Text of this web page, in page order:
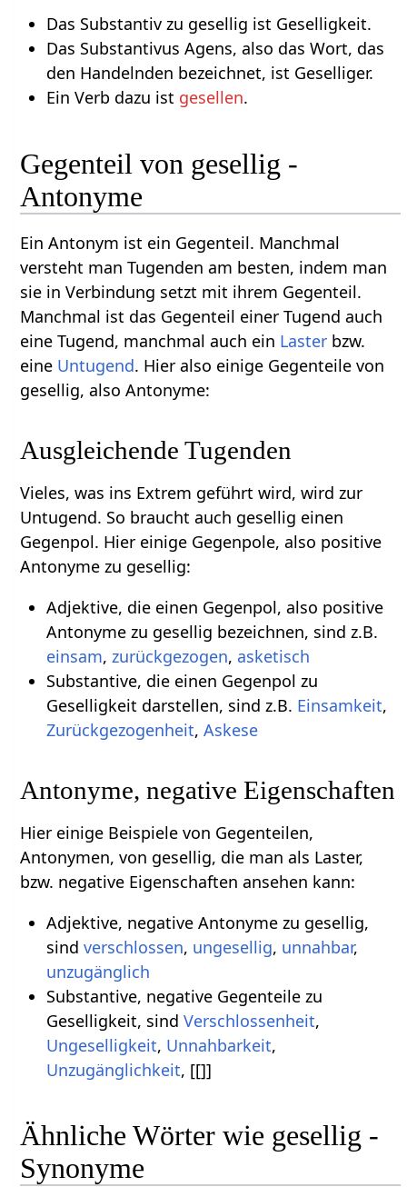
Das Substantiv zu gesellig ist Geselligkeit.
Das Substantivus Agens, also das Wort, das
den Handelnden bezeichnet, ist Geselliger.
Ein Verb dazu ist gesellen.
Gegenteil von gesellig -
Antonyme
Ein Antonym ist ein Gegenteil. Manchmal
versteht man Tugenden am besten, indem man
sie in Verbindung setzt mit ihrem Gegenteil.
Manchmal ist das Gegenteil einer Tugend auch
eine Tugend, manchmal auch ein Laster bzw.
eine Untugend. Hier also einige Gegenteile von
gesellig, also Antonyme:
Ausgleichende Tugenden
Vieles, was ins Extrem geführt wird, wird zur
Untugend. So braucht auch gesellig einen
Gegenpol. Hier einige Gegenpole, also positive
Antonyme zu gesellig:
Adjektive, die einen Gegenpol, also positive
Antonyme zu gesellig bezeichnen, sind z.B.
einsam, zurückgezogen, asketisch
Substantive, die einen Gegenpol zu
Geselligkeit darstellen, sind z.B. Einsamkeit,
Zurückgezogenheit, Askese
Antonyme, negative Eigenschaften
Hier einige Beispiele von Gegenteilen,
Antonymen, von gesellig, die man als Laster,
bzw. negative Eigenschaften ansehen kann:
Adjektive, negative Antonyme zu gesellig,
sind verschlossen, ungesellig, unnahbar,
unzugänglich
Substantive, negative Gegenteile zu
Geselligkeit, sind Verschlossenheit,
Ungeselligkeit, Unnahbarkeit,
Unzugänglichkeit, [[]]
Ähnliche Wörter wie gesellig -
Synonyme